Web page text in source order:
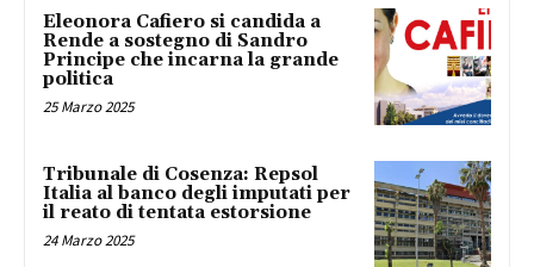
Eleonora Cafiero si candida a
Rende a sostegno di Sandro
Principe che incarna la grande
politica
25 Marzo 2025
Tribunale di Cosenza: Repsol
Italia al banco degli imputati per
il reato di tentata estorsione
24 Marzo 2025